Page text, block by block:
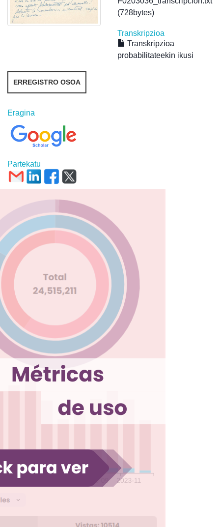
(728bytes)
Transkripzioa
Transkripzioa
probabilitateekin ikusi
ERREGISTRO OSOA
Eragina
Partekatu